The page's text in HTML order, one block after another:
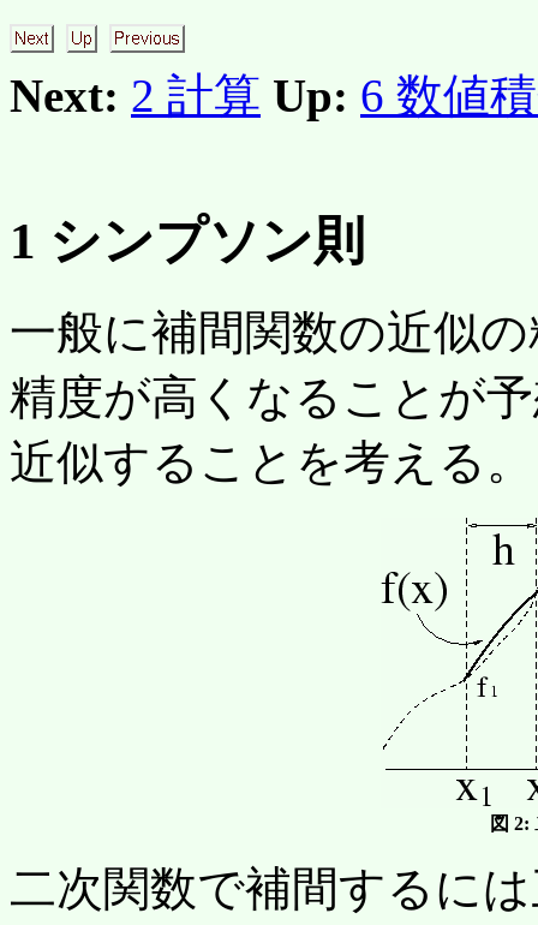
Next: 2 計算 Up: 6 数値
1 シンプソン則
一般に補間関数の近似
精度が高くなることが
近似することを考える。
図 2:
二次関数で補間するに